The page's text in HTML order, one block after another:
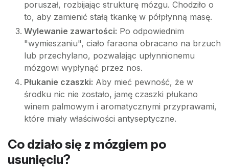
poruszał, rozbijając strukturę mózgu. Chodziło o
to, aby zamienić stałą tkankę w półpłynną masę.
Wylewanie zawartości: Po odpowiednim
"wymieszaniu", ciało faraona obracano na brzuch
lub przechylano, pozwalając upłynnionemu
mózgowi wypłynąć przez nos.
Płukanie czaszki: Aby mieć pewność, że w
środku nic nie zostało, jamę czaszki płukano
winem palmowym i aromatycznymi przyprawami,
które miały właściwości antyseptyczne.
Co działo się z mózgiem po
usunięciu?